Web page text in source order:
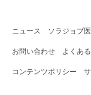
ニュース ソラジョブ
お問い合わせ よくあ
コンテンツポリシー